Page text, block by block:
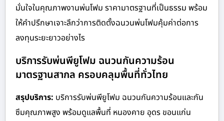
มั่นใจในคุณภาพงานพ่นโฟม ราคามาตรฐานที่เป็นธรรม พร้อม
ให้คำปรึกษาเจาะลึกว่าการติดตั้งฉนวนพ่นโฟมคุ้มค่าต่อการ
ลงทุนระยะยาวอย่างไร
บริการรับพ่นพียูโฟม ฉนวนกันความร้อน
มาตรฐานสากล ครอบคลุมพื้นที่ทั่วไทย
สรุปบริการ: บริการรับพ่นพียูโฟม ฉนวนกันความร้อนและกัน
ซึมคุณภาพสูง พร้อมดูแลพื้นที่ หนองคาย อุดร ขอนแก่น